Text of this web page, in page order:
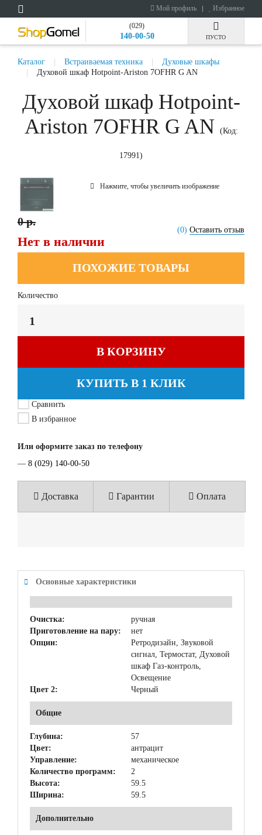
Мой профиль Избранное
(029)
140-00-50 ПУСТО
Каталог Встраиваемая техника
Духовые шкафы
Духовой шкаф Hotpoint-Ariston 7OFHR G AN
Духовой шкаф Hotpoint-
Ariston 7OFHR G AN (Код:
17991)
Нажмите, чтобы увеличить изображение
(0) Оставить отзыв
0 р.
Нет в наличии
ПОХОЖИЕ ТОВАРЫ
Количество
В КОРЗИНУ
КУПИТЬ В 1 КЛИК
Сравнить
В избранное
Или оформите заказ по телефону
— 8 (029) 140-00-50
Доставка Гарантии Оплата
Основные характеристики
Очистка:
ручная
Приготовление на пару:
нет
Опции:
Ретродизайн, Звуковой
сигнал, Термостат, Духовой
шкаф Газ-контроль,
Освещение
Цвет 2:
Черный
Общие
Глубина:
57
Цвет:
антрацит
Управление:
механическое
Количество программ:
2
Высота:
59.5
Ширина:
59.5
Дополнительно